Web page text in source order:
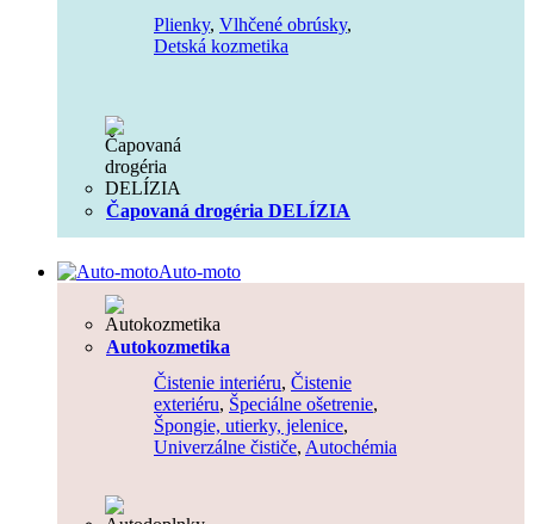
Plienky, Vlhčené obrúsky,
Detská kozmetika
Čapovaná drogéria DELÍZIA
Auto-moto
Autokozmetika
Čistenie interiéru, Čistenie
exteriéru, Špeciálne ošetrenie,
Špongie, utierky, jelenice,
Univerzálne čističe, Autochémia